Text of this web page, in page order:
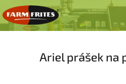
na
obsah
Ariel prášek na